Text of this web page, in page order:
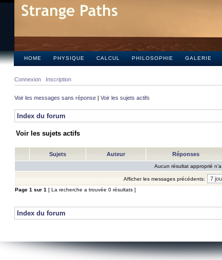
HOME PHYSIQUE CALCUL PHILOSOPHIE GALERIE
Connexion Inscription
Voir les messages sans réponse | Voir les sujets actifs
Index du forum
Voir les sujets actifs
Sujets Auteur Réponses
Aucun résultat approprié n’a
Afficher les messages précédents:
Page 1 sur 1 [ La recherche a trouvée 0 résultats ]
Index du forum